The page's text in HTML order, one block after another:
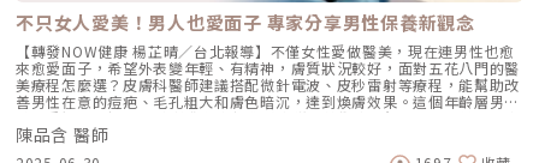
不只女人愛美！男人也愛面子 專家分享男性保養新觀念
【轉發NOW健康 楊芷晴／台北報導】不僅女性愛做醫美，現在連男性也愈
來愈愛面子，希望外表變年輕、有精神，膚質狀況較好，面對五花八門的醫
美療程怎麼選？皮膚科醫師建議搭配微針電波、皮秒雷射等療程，能幫助改
善男性在意的痘疤、毛孔粗大和膚色暗沉，達到煥膚效果。這個年齡層男性
特別重視門面打理 專家教你如何選對療程濰O美學陳醫師表示，門診中不少
男性因為刮鬍子麻煩，選擇除毛雷射協助，另外男性皮脂腺分泌旺盛，常有
皮膚表面坑疤、毛孔粗大，皮膚不平整，以及男性不愛防曬，導致色素沉澱
陳品含 醫師